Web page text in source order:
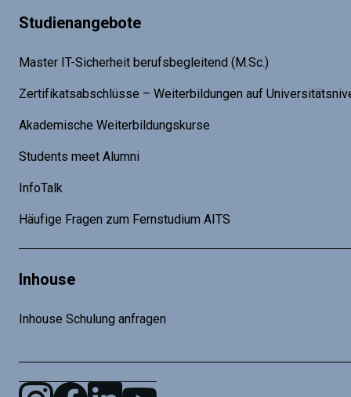
Studienangebote
Master IT-Sicherheit berufsbegleitend (M.Sc.)
Zertifikatsabschlüsse – Weiterbildungen auf
Akademische Weiterbildungskurse
Students meet Alumni
InfoTalk
Häufige Fragen zum Fernstudium AITS
Inhouse
Inhouse Schulung anfragen